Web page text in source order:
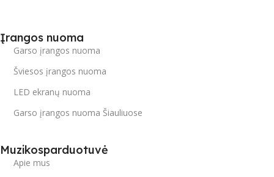
Įrangos nuoma
Garso įrangos nuoma
Šviesos įrangos nuoma
LED ekranų nuoma
Garso įrangos nuoma Šiauliuose
Muzikosparduotuvė
Apie mus